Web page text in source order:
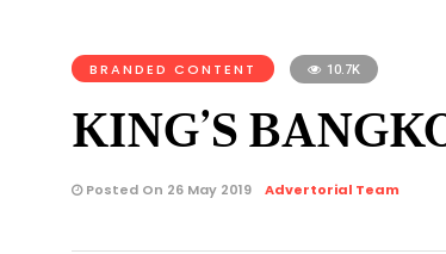
BRANDED CONTENT 10.7K
KING’S
Posted On 26 May 2019 Advertorial Team